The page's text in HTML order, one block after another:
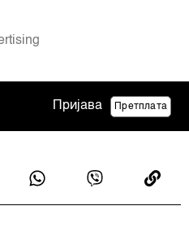
Пријава Претплата